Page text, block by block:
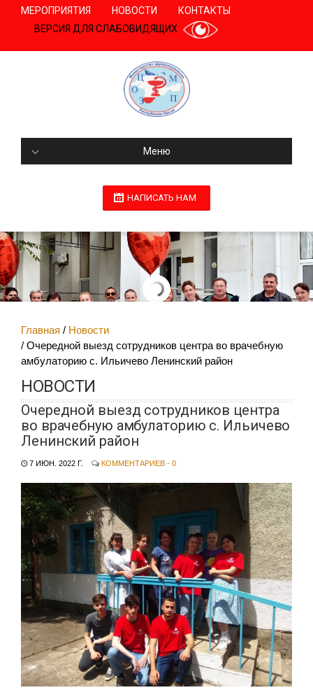
МЕРОПРИЯТИЯ НОВОСТИ
КОНТАКТЫ
ВЕРСИЯ ДЛЯ СЛАБОВИДЯЩИХ
Меню
НАПИСАТЬ НАМ
Главная
Новости
Очередной выезд сотрудников центра во врачебную
амбулаторию с. Ильичево Ленинский район
НОВОСТИ
Очередной выезд сотрудников центра
во врачебную амбулаторию с. Ильичево
Ленинский район
7 ИЮН. 2022 Г. КОММЕНТАРИЕВ - 0